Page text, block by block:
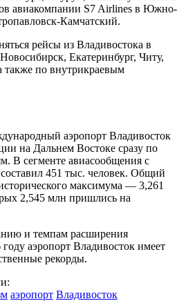
авиакомпании S7 Airlines в Южно-
Камчатский.
рейсы из Владивостока в
Екатеринбург, Читу,
также по внутрикраевым
аэропорт Владивосток
на Дальнем Востоке сразу по
В сегменте авиасообщения с
451 тыс. человек. Общий
максимума — 3,261
2,545 млн пришлись на
и темпам расширения
аэропорт Владивосток имеет
рекорды.
аэропорт Владивосток